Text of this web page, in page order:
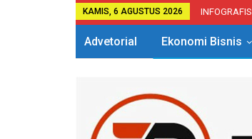
KAMIS, 6 AGUSTUS 2026 INFOGRAFIS
Advetorial Ekonomi Bisnis